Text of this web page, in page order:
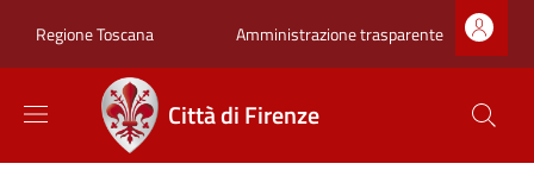
Regione Toscana Zona superiore
Amministrazione trasparente
Città di Firenze